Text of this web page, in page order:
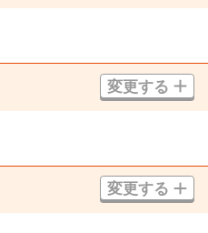
変更する
変更する